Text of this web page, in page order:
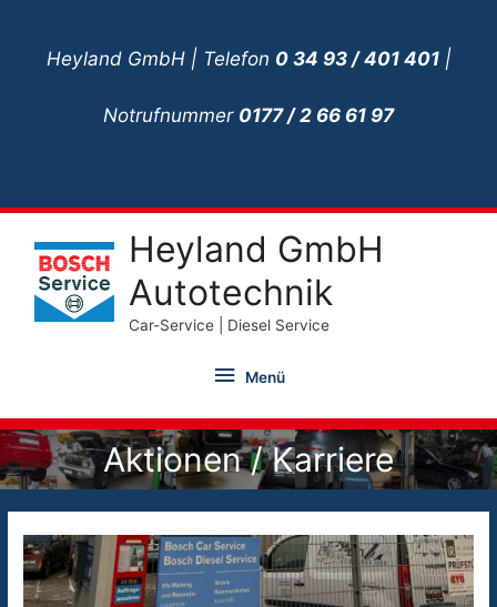
springenHeyland GmbH | Telefon 0 34 93 / 401 401|
Notrufnummer 0177 / 2 66 61 97
Heyland GmbH
Autotechnik
Car-Service | Diesel Service
Menü
Menü
Aktionen / Karriere